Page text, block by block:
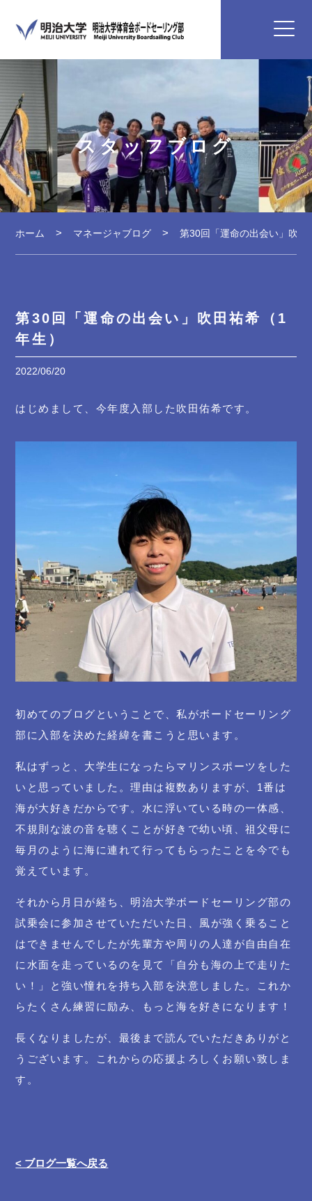
スタッフブログ
ホーム マネージャブログ 第30回「運命の出会い」吹田
第30回「運命の出会い」吹田祐希（1
年生）
2022/06/20
はじめまして、今年度入部した吹田佑希です。
初めてのブログということで、私がボードセーリング
部に入部を決めた経緯を書こうと思います。
私はずっと、大学生になったらマリンスポーツをした
いと思っていました。理由は複数ありますが、1番は
海が大好きだからです。水に浮いている時の一体感、
不規則な波の音を聴くことが好きで幼い頃、祖父母に
毎月のように海に連れて行ってもらったことを今でも
覚えています。
それから月日が経ち、明治大学ボードセーリング部の
試乗会に参加させていただいた日、風が強く乗ること
はできませんでしたが先輩方や周りの人達が自由自在
に水面を走っているのを見て「自分も海の上で走りた
い！」と強い憧れを持ち入部を決意しました。これか
らたくさん練習に励み、もっと海を好きになります！
長くなりましたが、最後まで読んでいただきありがと
うございます。これからの応援よろしくお願い致しま
す。
< ブログ一覧へ戻る